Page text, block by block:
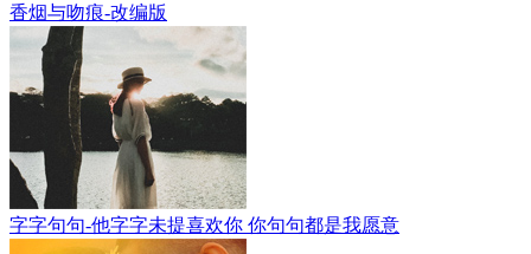
香烟与吻痕-改编版
字字句句-他字字未提喜欢你 你句句都是我愿意